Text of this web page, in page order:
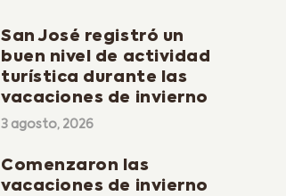
San José registró un
buen nivel de actividad
turística durante las
vacaciones de invierno
3 agosto, 2026
Comenzaron las
vacaciones de invierno